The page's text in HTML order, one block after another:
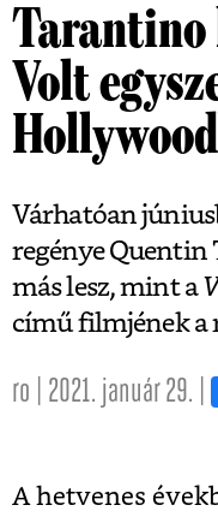
Tarantino
Volt
Várhatóan
regénye
más lesz, mint a
című filmjének a
ro | 2021. január 29. |
A hetvenes